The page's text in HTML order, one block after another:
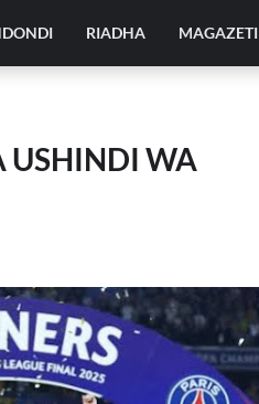
RIADHA MAGAZETI
USHINDI WA